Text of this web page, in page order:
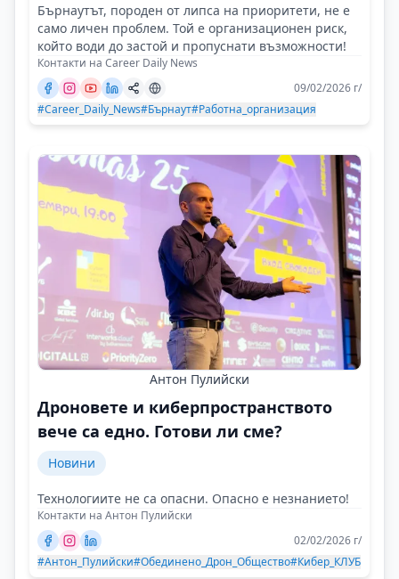
Бърнаутът, породен от липса на приоритети, не е
само личен проблем. Той е организационен риск,
който води до застой и пропуснати възможности!
Контакти на Career Daily News
09/02/2026 г/
#Career_Daily_News#Бърнаут#Работна_организация
Антон Пулийски
Дроновете и киберпространството
вече са едно. Готови ли сме?
Новини
Технологиите не са опасни. Опасно е незнанието!
Контакти на Антон Пулийски
02/02/2026 г/
#Антон_Пулийски#Обединено_Дрон_Общество#Кибер_КЛУБ